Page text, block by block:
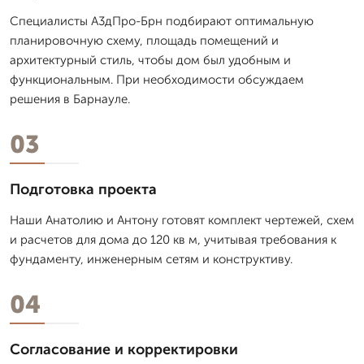
Специалисты А3дПро-Брн подбирают оптимальную
планировочную схему, площадь помещений и
архитектурный стиль, чтобы дом был удобным и
функциональным. При необходимости обсуждаем
решения в Барнауле.
03
Подготовка проекта
Наши Анатолию и Антону готовят комплект чертежей, схем
и расчетов для дома до 120 кв м, учитывая требования к
фундаменту, инженерным сетям и конструктиву.
04
Согласование и корректировки